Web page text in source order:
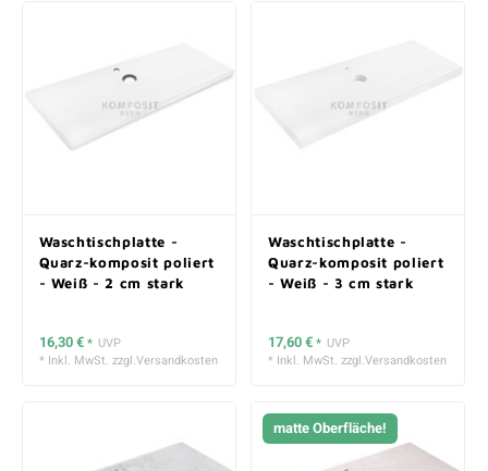
Waschtischplatte -
Quarz-komposit poliert
- Weiß - 2 cm stark
16,30 €* UVP
* Inkl. MwSt. zzgl.Versandkosten
Waschtischplatte -
Quarz-komposit poliert
- Weiß - 3 cm stark
17,60 €* UVP
* Inkl. MwSt. zzgl.Versandkosten
matte Oberfläche!